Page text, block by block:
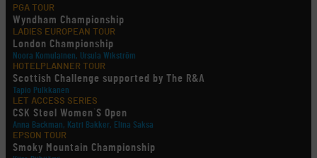
PGA TOUR
Wyndham Championship
LADIES EUROPEAN TOUR
London Championship
Noora Komulainen, Ursula Wikström
HOTELPLANNER TOUR
Scottish Challenge supported by The R&A
Tapio Pulkkanen
LET ACCESS SERIES
CSK Steel Women´S Open
Anna Backman, Katri Bakker, Elina Saksa
EPSON TOUR
Smoky Mountain Championship